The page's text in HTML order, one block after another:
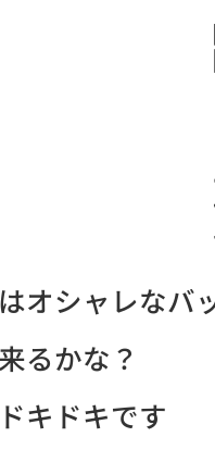
オシャレなバ
るかな？
キドキです